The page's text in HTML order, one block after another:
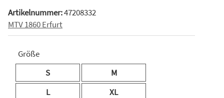
Artikelnummer:47208332
MTV 1860 Erfurt
Größe
S
M
L
XL